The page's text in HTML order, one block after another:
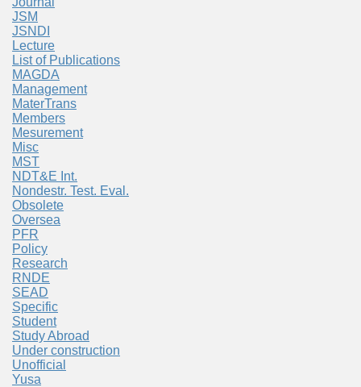
JSM
JSNDI
Lecture
List of Publications
MAGDA
Management
MaterTrans
Members
Mesurement
Misc
MST
NDT&E Int.
Nondestr. Test. Eval.
Obsolete
Oversea
PFR
Policy
Research
RNDE
SEAD
Specific
Student
Study Abroad
Under construction
Unofficial
Yusa